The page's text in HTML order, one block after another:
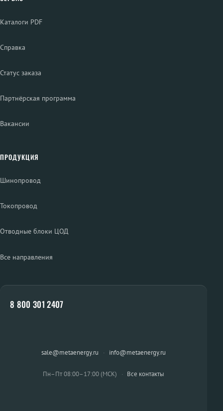
Каталоги PDF
Справка
Статус заказа
Партнёрская программа
Вакансии
ПРОДУКЦИЯ
Шинопровод
Токопровод
Отводные блоки ЦОД
Все направления
8 800 301 2407
sale@metaenergy.ru · info@metaenergy.ru
Пн–Пт 08:00–17:00 (МСК) · Все контакты